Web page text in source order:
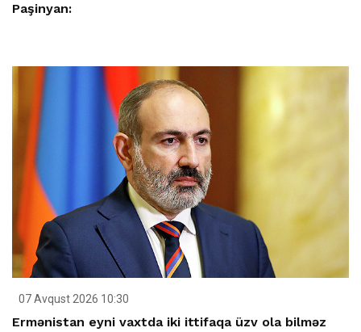
Paşinyan:
07 Avqust 2026 10:30
Ermənistan eyni vaxtda iki ittifaqa üzv ola bilməz